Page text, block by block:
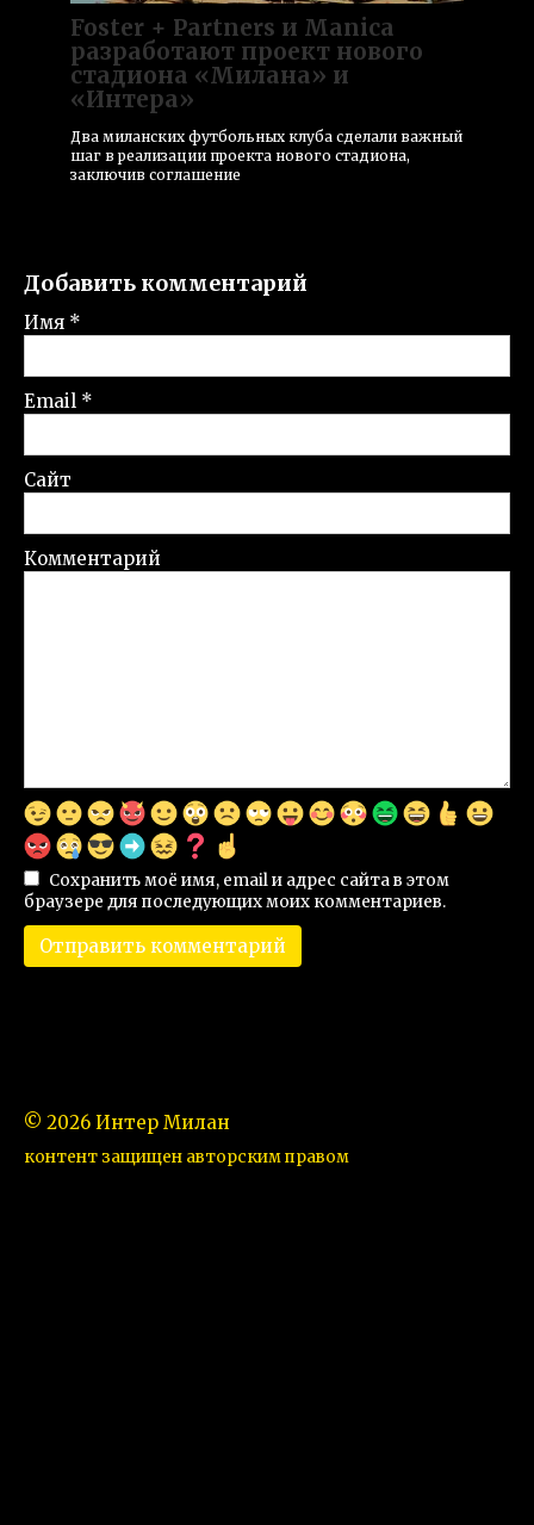
Foster + Partners и Manica
разработают проект нового
стадиона «Милана» и
«Интера»
Два миланских футбольных клуба сделали важный
шаг в реализации проекта нового стадиона,
заключив соглашение
Добавить комментарий
Имя *
Email *
Сайт
Комментарий
Сохранить моё имя, email и адрес сайта в этом
браузере для последующих моих комментариев.
© 2026 Интер Милан
контент защищен авторским правом